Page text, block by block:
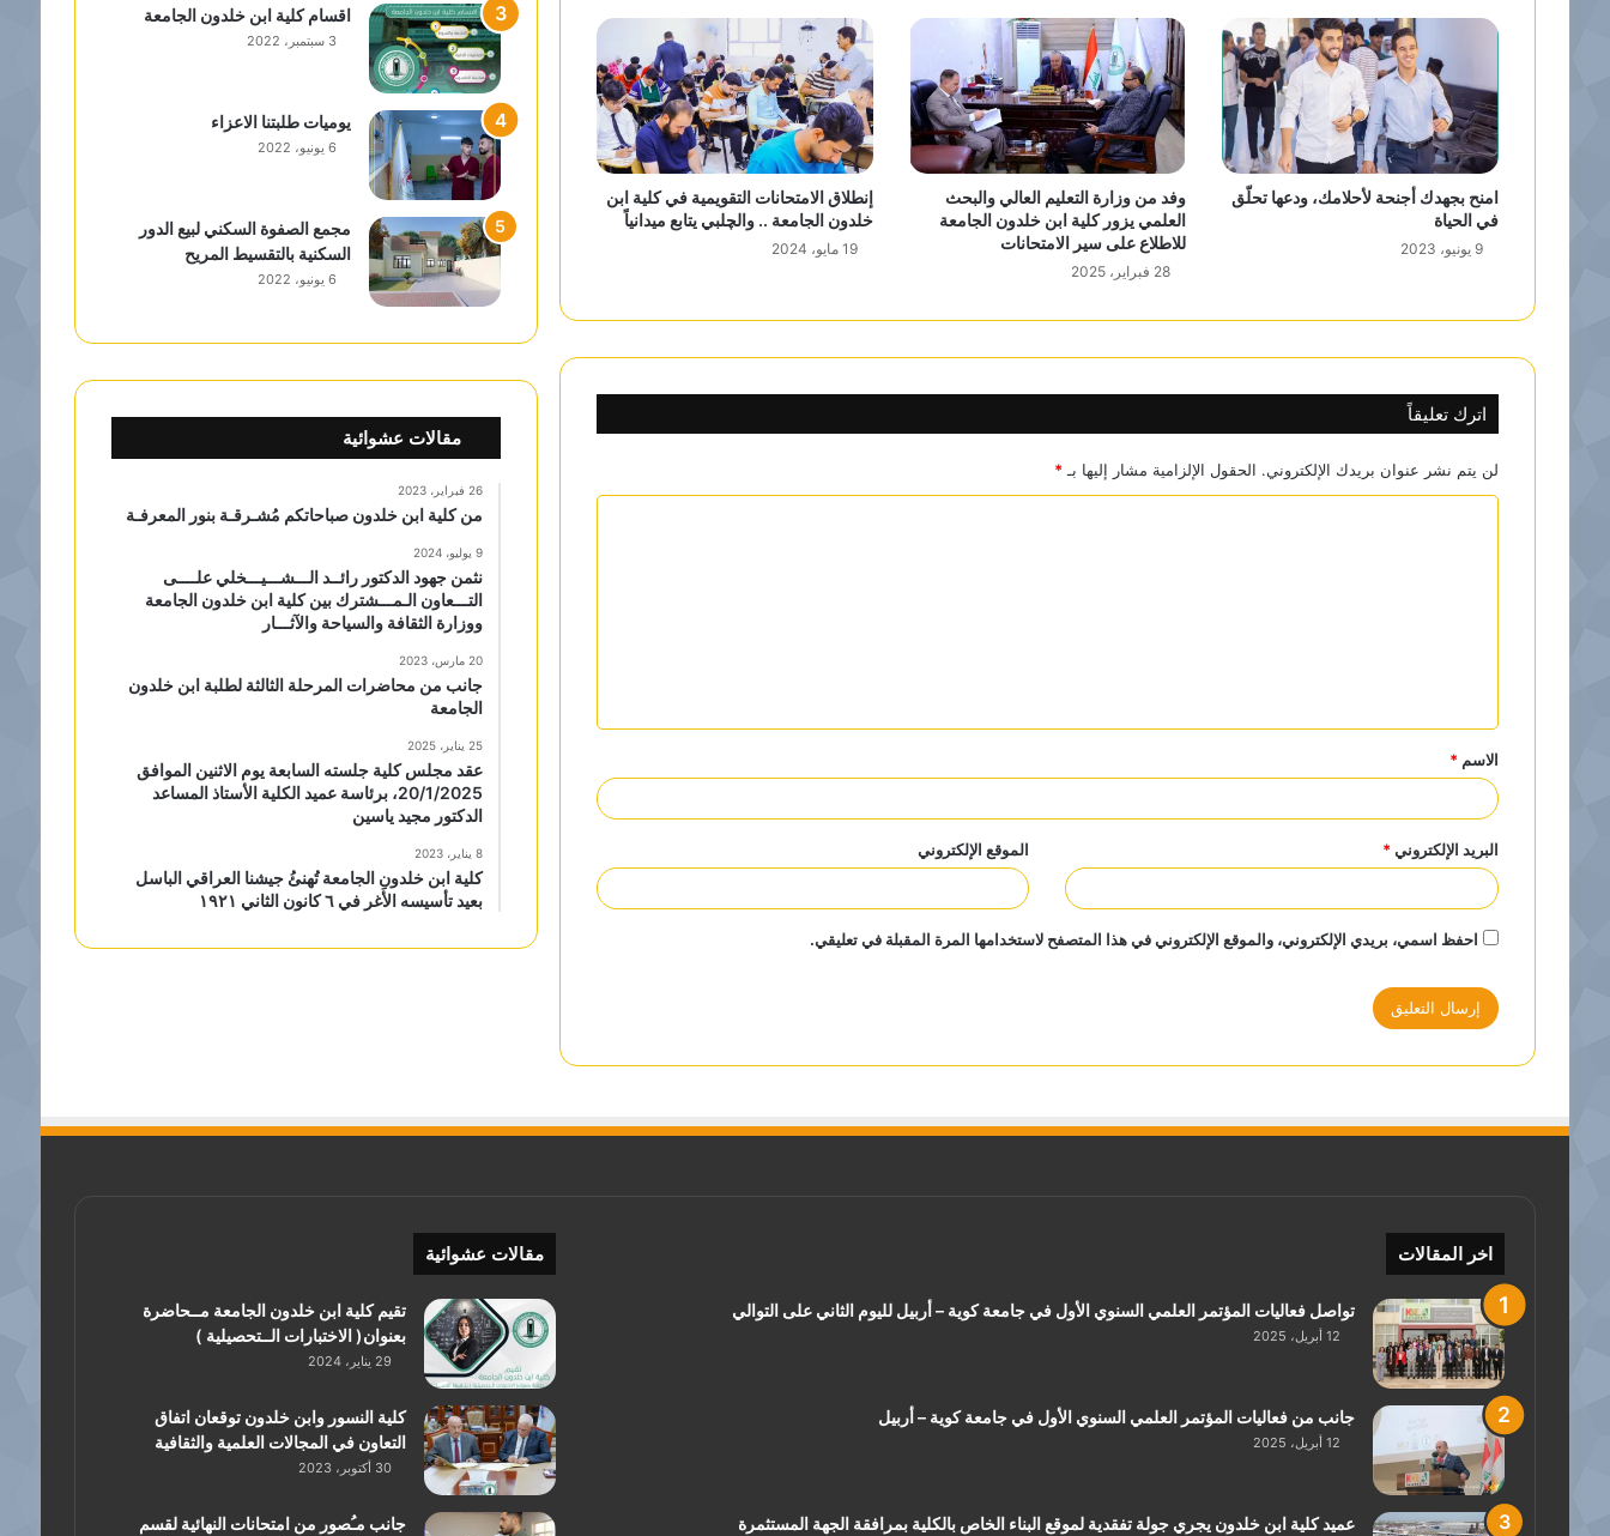
امنح بجهدك أجنحة لأحلامك، ودعها تحلّق
في الحياة
9 يونيو، 2023
وفد من وزارة التعليم العالي والبحث
العلمي يزور كلية ابن خلدون الجامعة
للاطلاع على سير الامتحانات
28 فبراير، 2025
إنطلاق الامتحانات التقويمية في كلية ابن
خلدون الجامعة .. والچلبي يتابع ميدانياً
19 مايو، 2024
اترك تعليقاً
لن يتم نشر عنوان بريدك الإلكتروني. الحقول الإلزامية مشار إليها بـ *
ق
*
الاسم *
البريد الإلكتروني* الموقع الإلكتروني
احفظ اسمي، بريدي الإلكتروني، والموقع الإلكتروني في هذا المتصفح لاستخدامها المرة المقبلة في تعليقي.
اقسام كلية ابن خلدون الجامعة
3 سبتمبر، 2022
يوميات طلبتنا الاعزاء
6 يونيو، 2022
مجمع الصفوة السكني لبيع الدور
السكنية بالتقسيط المريح
6 يونيو، 2022
مقالات عشوائية
26 فبراير، 2023
من كلية ابن خلدون صباحاتكم مُشـرقـة بنور المعرفـة
9 يوليو، 2024
نثمن جهود الدكتور رائــد الـــشـــيـــخلي علــــى
التـــعاون الـمـــشترك بين كلية ابن خلدون الجامعة
ووزارة الثقافة والسياحة والآثـــار
20 مارس، 2023
جانب من محاضرات المرحلة الثالثة لطلبة ابن خلدون
الجامعة
25 يناير، 2025
عقد مجلس كلية جلسته السابعة يوم الاثنين الموافق
20/1/2025، برئاسة عميد الكلية الأستاذ المساعد
الدكتور مجيد ياسين
8 يناير، 2023
كلية ابن خلدون الجامعة تُهنئُ جيشنا العراقي الباسل
بعيد تأسيسه الأَغر في ٦ كانون الثاني ١٩٢١
اخر المقالات
تواصل فعاليات المؤتمر العلمي السنوي الأول في جامعة كوية – أربيل لليوم الثاني على التوالي
12 أبريل، 2025
جانب من فعاليات المؤتمر العلمي السنوي الأول في جامعة كوية – أربيل
12 أبريل، 2025
عميد كلية ابن خلدون يجري جولة تفقدية لموقع البناء الخاص بالكلية بمرافقة الجهة المستثمرة
مقالات عشوائية
تقيم كلية ابن خلدون الجامعة مــحاضرة
بعنوان( الاختبارات الــتحصيلية )
29 يناير، 2024
كلية النسور وابن خلدون توقعان اتفاق
التعاون في المجالات العلمية والثقافية
30 أكتوبر، 2023
جانب مـُصور من امتحانات النهائية لقسم